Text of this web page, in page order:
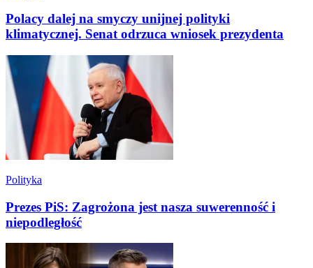
Polacy dalej na smyczy unijnej polityki
klimatycznej. Senat odrzuca wniosek prezydenta
Polityka
Prezes PiS: Zagrożona jest nasza suwerenność i
niepodległość